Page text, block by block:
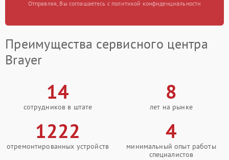
Отправляя, Вы соглашаетесь с политикой конфиденциальности
Преимущества сервисного центра
Brayer
14
сотрудников в штате
8
лет на рынке
1222
отремонтированных устройств
4
минимальный опыт работы
специалистов